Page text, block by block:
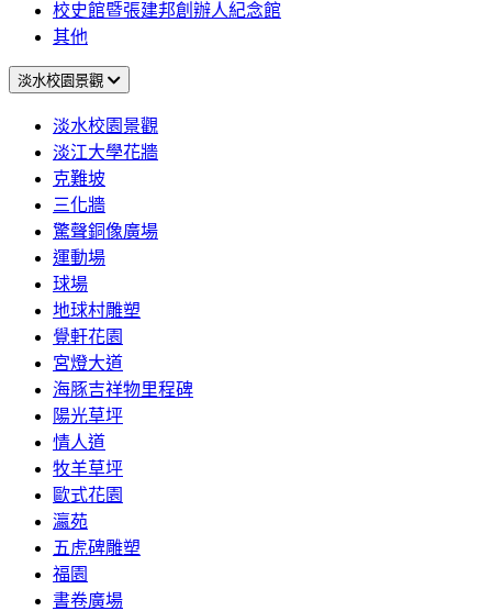
校史館暨張建邦創辦人紀念館
其他
淡水校園景觀
淡水校園景觀
淡江大學花牆
克難坡
三化牆
驚聲銅像廣場
運動場
球場
地球村雕塑
覺軒花園
宮燈大道
海豚吉祥物里程碑
陽光草坪
情人道
牧羊草坪
歐式花園
瀛苑
五虎碑雕塑
福園
書卷廣場